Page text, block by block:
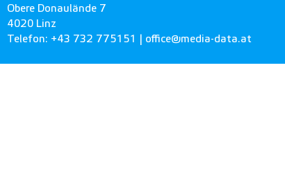
Obere Donaulände 7
4020 Linz
Telefon: +43 732 775151 | office@media-data.at